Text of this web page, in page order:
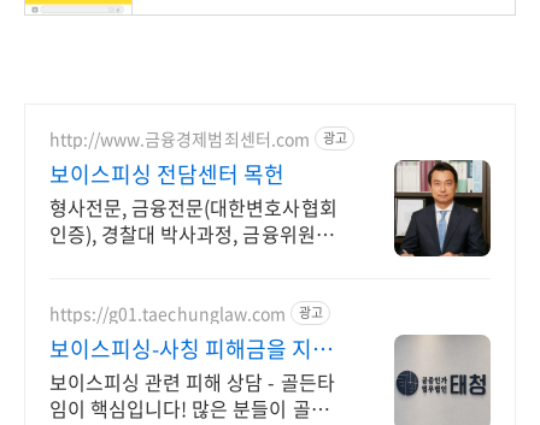
http://www.금융경제범죄센터.com 광고
보이스피싱 전담센터 목헌
형사전문, 금융전문(대한변호사협회
인증), 경찰대 박사과정, 금융위원회
https://g01.taechunglaw.com 광고
보이스피싱-사칭 피해금을 지킬
마지막 기회
보이스피싱 관련 피해 상담 - 골든타
임이 핵심입니다! 많은 분들이 골든